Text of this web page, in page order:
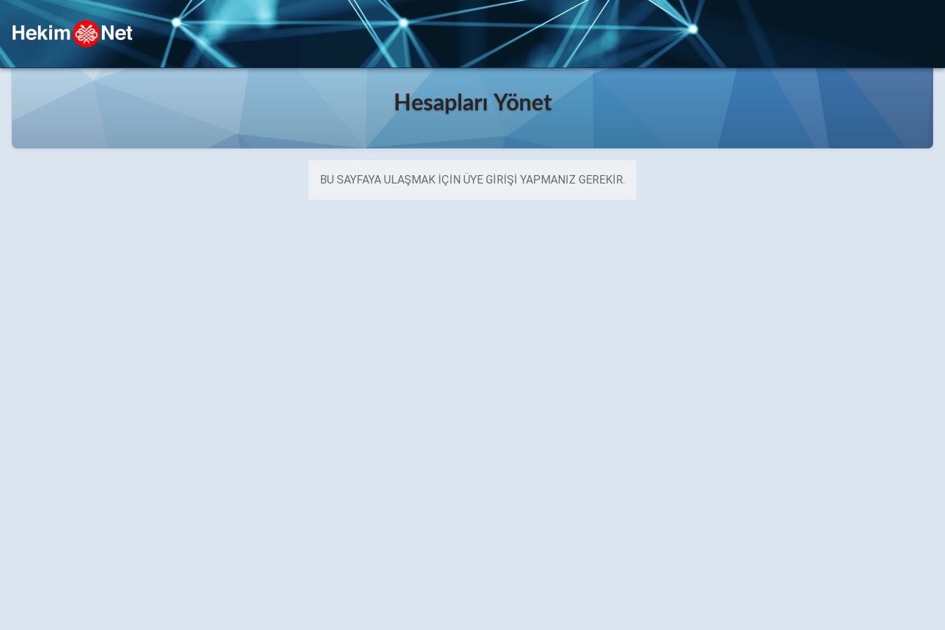
Hesapları Yönet
BU SAYFAYA ULAŞMAK IÇIN ÜYE GIRIŞI YAPMANIZ GEREKIR.